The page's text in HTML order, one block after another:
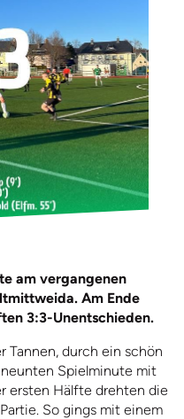
am vergangenen
Am Ende
3:3-Unentschieden.
Tannen, durch ein schön
Spielminute mit
ersten Hälfte drehten die
So gings mit einem